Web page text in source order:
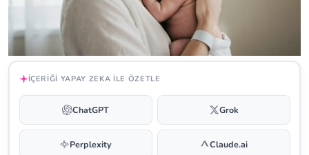
İÇERIĞI YAPAY ZEKA ILE ÖZETLE
ChatGPT Grok
Perplexity Claude.ai